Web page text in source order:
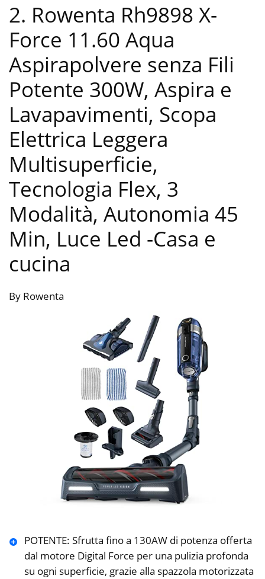
2. Rowenta Rh9898 X-
Force 11.60 Aqua
Aspirapolvere senza Fili
Potente 300W, Aspira e
Lavapavimenti, Scopa
Elettrica Leggera
Multisuperficie,
Tecnologia Flex, 3
Modalità, Autonomia 45
Min, Luce Led -Casa e
cucina
By Rowenta
POTENTE: Sfrutta fino a 130AW di potenza offerta
dal motore Digital Force per una pulizia profonda
su ogni superficie, grazie alla spazzola motorizzata